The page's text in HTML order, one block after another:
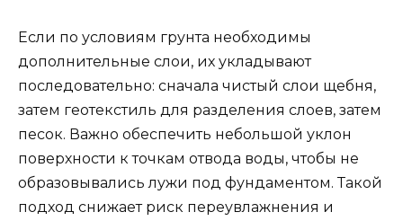
Если по условиям грунта необходимы
дополнительные слои, их укладывают
последовательно: сначала чистый слои щебня,
затем геотекстиль для разделения слоев, затем
песок. Важно обеспечить небольшой уклон
поверхности к точкам отвода воды, чтобы не
образовывались лужи под фундаментом. Такой
подход снижает риск переувлажнения и